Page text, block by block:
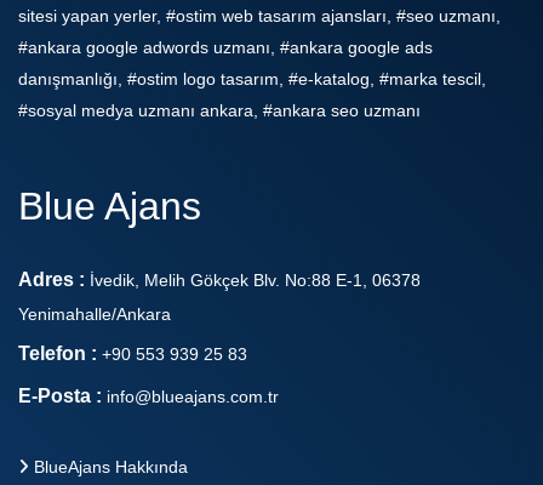
sitesi yapan yerler, #ostim web tasarım ajansları, #seo uzmanı,
#ankara google adwords uzmanı, #ankara google ads
danışmanlığı, #ostim logo tasarım, #e-katalog, #marka tescil,
#sosyal medya uzmanı ankara, #ankara seo uzmanı
Blue Ajans
Adres : İvedik, Melih Gökçek Blv. No:88 E-1, 06378
Yenimahalle/Ankara
Telefon : +90 553 939 25 83
E-Posta : info@blueajans.com.tr
BlueAjans Hakkında